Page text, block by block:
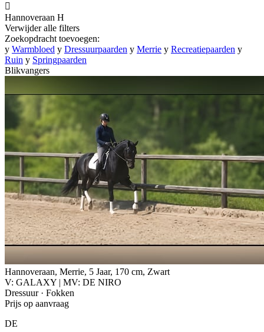

Hannoveraan H
Verwijder alle filters
Zoekopdracht toevoegen:
y Warmbloed y Dressuurpaarden y Merrie y Recreatiepaarden y
Ruin y Springpaarden
Blikvangers
Hannoveraan, Merrie, 5 Jaar, 170 cm, Zwart
V: GALAXY | MV: DE NIRO
Dressuur · Fokken
Prijs op aanvraag
DE